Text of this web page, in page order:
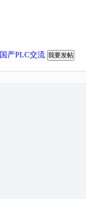
国产PLC交流 我要发帖